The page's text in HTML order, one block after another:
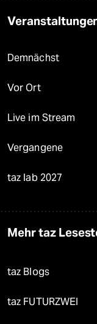
Demnächst
Vor Ort
Live im Stream
Vergangene
taz lab 2027
Mehr taz
taz Blogs
taz FUTURZWEI